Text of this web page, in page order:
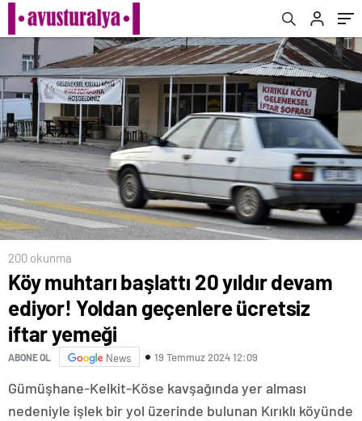
200 okunma
Köy muhtarı başlattı 20 yıldır devam
ediyor! Yoldan geçenlere ücretsiz
iftar yemeği
ABONE OL News 19 Temmuz 2024 12:09
Gümüşhane-Kelkit-Köse kavşağında yer alması
nedeniyle işlek bir yol üzerinde bulunan Kırıklı köyünde